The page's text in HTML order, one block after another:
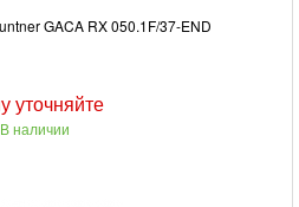
GACA RX 050.1F/37-END
уточняйте
В наличии